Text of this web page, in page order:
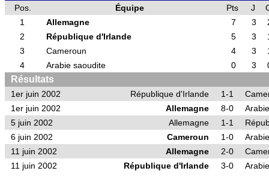
Pos. Équipe Pts J
1
Allemagne 7 3
2
République d'Irlande 5 3
3
Cameroun 4 3
4
Arabie saoudite 0 3
Résultats
1er juin 2002 République d'Irlande 1-1
1er juin 2002
Allemagne 8-0
5 juin 2002
Allemagne 1-1
6 juin 2002
Cameroun 1-0
11 juin 2002
Allemagne 2-0
11 juin 2002
République d'Irlande 3-0